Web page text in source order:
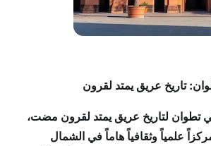
تاريخ عريق يمتد لقرون
تطوان لتاريخ عريق يمتد لقرون مضت،
علمياً وثقافياً هاماً في الشمال